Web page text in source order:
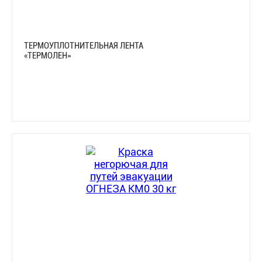
ТЕРМОУПЛОТНИТЕЛЬНАЯ ЛЕНТА
«ТЕРМОЛЕН»